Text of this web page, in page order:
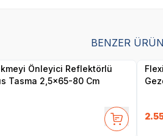
BENZER
Önleyici Reflektörlü
Tasma 2,5x65-80 Cm